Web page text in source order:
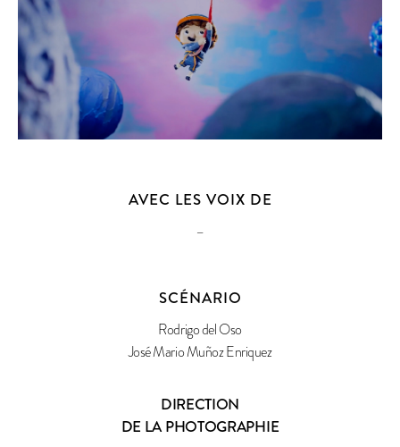
AVEC LES VOIX DE
–
SCÉNARIO
Rodrigo del Oso
José Mario Muñoz Enriquez
DIRECTION
DE LA PHOTOGRAPHIE